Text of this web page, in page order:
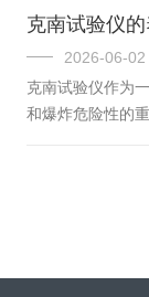
的专用分析设备
指能引起爆炸的
（
工艺安全设计、
估的核心基础参
克南试验仪
2026-06-02
克南试验仪作为
和爆炸危险性的
期进行专业维护